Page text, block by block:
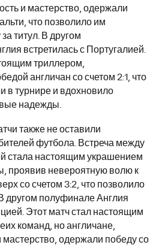
и мастерство, одержали
что позволило им
титул. В другом
встретилась с Португалией.
триллером,
англичан со счетом 2:1, что
в турнире и вдохновило
надежды.
также не оставили
футбола. Встреча между
стала настоящим украшением
проявив невероятную волю к
со счетом 3:2, что позволило
другом полуфинале Англия
Этот матч стал настоящим
команд, но англичане,
мастерство, одержали победу со